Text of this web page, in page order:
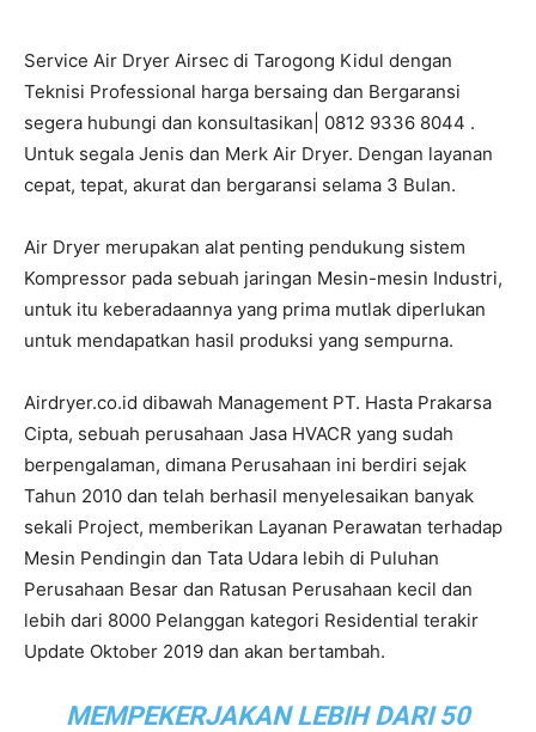
Service Air Dryer Airsec di Tarogong Kidul dengan
Teknisi Professional harga bersaing dan Bergaransi
segera hubungi dan konsultasikan| 0812 9336 8044 .
Untuk segala Jenis dan Merk Air Dryer. Dengan layanan
cepat, tepat, akurat dan bergaransi selama 3 Bulan.
Air Dryer merupakan alat penting pendukung sistem
Kompressor pada sebuah jaringan Mesin-mesin Industri,
untuk itu keberadaannya yang prima mutlak diperlukan
untuk mendapatkan hasil produksi yang sempurna.
Airdryer.co.id dibawah Management PT. Hasta Prakarsa
Cipta, sebuah perusahaan Jasa HVACR yang sudah
berpengalaman, dimana Perusahaan ini berdiri sejak
Tahun 2010 dan telah berhasil menyelesaikan banyak
sekali Project, memberikan Layanan Perawatan terhadap
Mesin Pendingin dan Tata Udara lebih di Puluhan
Perusahaan Besar dan Ratusan Perusahaan kecil dan
lebih dari 8000 Pelanggan kategori Residential terakir
Update Oktober 2019 dan akan bertambah.
MEMPEKERJAKAN LEBIH DARI 50